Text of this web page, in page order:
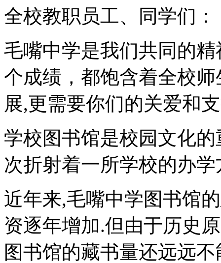
全校教职员工、同学们：
毛嘴中学是我们共同的
个成绩，都饱含着全校
展,更需要你们的关爱和
学校图书馆是校园文化
次折射着一所学校的办
近年来,毛嘴中学图书馆
资逐年增加.但由于历史
图书馆的藏书量还远远